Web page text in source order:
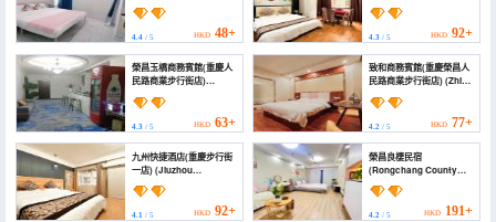
Hotel (Nanmenqiao
Pedestrian Street
Store)
4.4 / 5 HKD 48+
Hotel)
4.3/ 5 HKD 92+
榮昌玉橋商務賓館(重慶人
民路商業步行街店)
Hotel)
4.3 / 5 HKD 63+
致和商務賓館(重慶榮昌人
民路商業步行街店) (Zhihe
(Chongqing Rongchang
Commercial Pedestrian
Street))
4.2/ 5 HKD 77+
九州快捷酒店(重慶步行街
一店) (Jiuzhou
Business Hotel
(Chongqing Pedestrian
Street Branch 1))
4.1 / 5 HKD 92+
榮昌良棲民宿
(Rongchang County
Liangqi Homestay)
4.2/ 5 HKD 191+